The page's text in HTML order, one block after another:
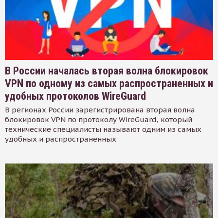
В России началась вторая волна блокировок
VPN по одному из самых распространенных и
удобных протоколов WireGuard
В регионах России зарегистрирована вторая волна
блокировок VPN по протоколу WireGuard, который
технические специалисты называют одним из самых
удобных и распространенных